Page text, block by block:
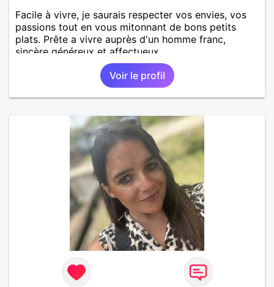
Facile à vivre, je saurais respecter vos envies, vos
passions tout en vous mitonnant de bons petits
plats. Prête a vivre auprès d'un homme franc,
sincère généreux et affectueux...
Voir le profil